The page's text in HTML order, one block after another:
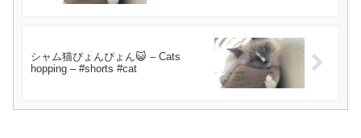
シャム猫ぴょんぴょん😺 – Cats
hopping – #shorts #cat